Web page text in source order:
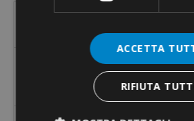
D1
D2
[mm]
L1
[mm]
Adatto
2,8
ACCETTA
RIFIUTA